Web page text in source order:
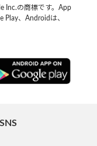
Inc.の商標です。App
Play、Androidは、